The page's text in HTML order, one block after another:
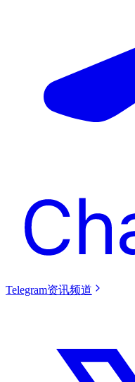
Telegram资讯频道